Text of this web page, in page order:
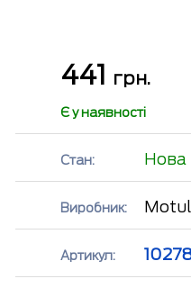
441 грн.
Є у наявності
Стан: Нова
Виробник: Motul
Артикул: